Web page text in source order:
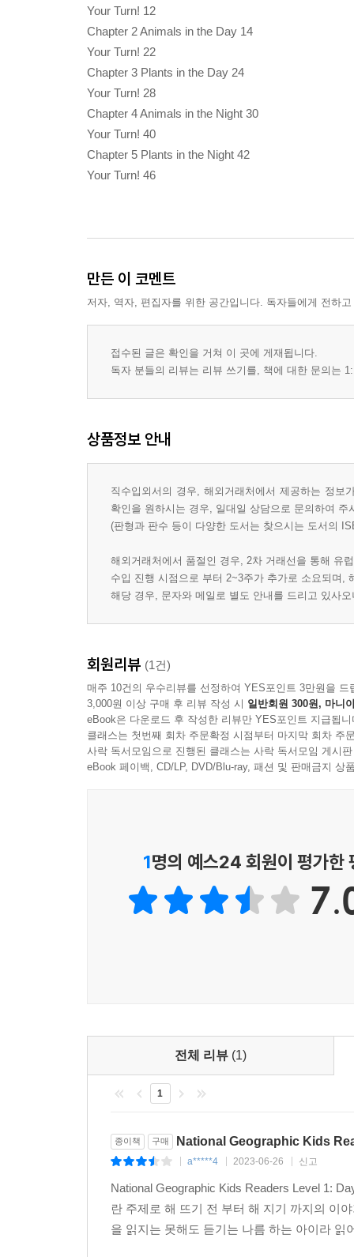
Your Turn! 12
Chapter 2 Animals in the Day 14
Your Turn! 22
Chapter 3 Plants in the Day 24
Your Turn! 28
Chapter 4 Animals in the Night 30
Your Turn! 40
Chapter 5 Plants in the Night 42
Your Turn! 46
만든 이 코멘트
저자, 역자, 편집자를 위한 공간입니다. 독자들에게 전하
접수된 글은 확인을 거쳐 이 곳에 게재됩니다.
독자 분들의 리뷰는 리뷰 쓰기를, 책에 대한 문의는
상품정보 안내
직수입외서의 경우, 해외거래처에서 제공하는 정
확인을 원하시는 경우, 일대일 상담으로 문의하여 주
(판형과 판수 등이 다양한 도서는 찾으시는 도서의
해외거래처에서 품절인 경우, 2차 거래선을 통해 유
수입 진행 시점으로 부터 2~3주가 추가로 소요되며,
해당 경우, 문자와 메일로 별도 안내를 드리고 있사
회원리뷰 (1건)
매주 10건의 우수리뷰를 선정하여 YES포인트 3만원을 드
3,000원 이상 구매 후 리뷰 작성 시 일반회원 300원, 마니
eBook은 다운로드 후 작성한 리뷰만 YES포인트 지급됩니
클래스는 첫번째 회차 주문확정 시점부터 마지막 회차 주
사락 독서모임으로 진행된 클래스는 사락 독서모임 게시
eBook 페이백, CD/LP, DVD/Blu-ray, 패션 및 판매금지 상
1명의 예스24 회원이 평가한
전체 리뷰 (1)
1
종이책 구매 National Geographic Kids
a*****4 2023-06-26 신고
National Geographic Kids Readers Level 1:
란 주제로 해 뜨기 전 부터 해 지기 까지의 이
을 읽지는 못해도 듣기는 나름 하는 아이라